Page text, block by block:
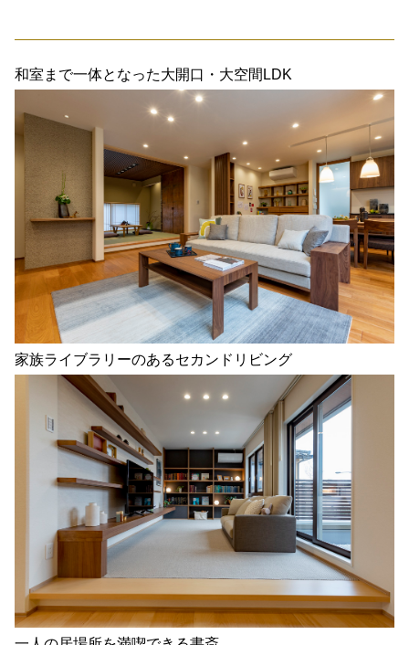
和室まで一体となった大開口・大空間LDK
家族ライブラリーのあるセカンドリビング